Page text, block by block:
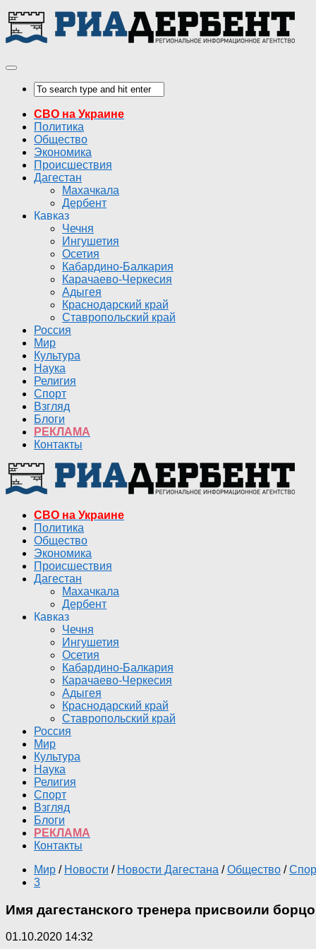
СВО на Украине
Политика
Общество
Экономика
Происшествия
Дагестан
Махачкала
Дербент
Кавказ
Чечня
Ингушетия
Осетия
Кабардино-Балкария
Карачаево-Черкесия
Адыгея
Краснодарский край
Ставропольский край
Россия
Мир
Культура
Наука
Религия
Спорт
Взгляд
Блоги
РЕКЛАМА
Контакты
СВО на Украине
Политика
Общество
Экономика
Происшествия
Дагестан
Махачкала
Дербент
Кавказ
Чечня
Ингушетия
Осетия
Кабардино-Балкария
Карачаево-Черкесия
Адыгея
Краснодарский край
Ставропольский край
Россия
Мир
Культура
Наука
Религия
Спорт
Взгляд
Блоги
РЕКЛАМА
Контакты
Мир / Новости / Новости Дагестана / Общество /
3
Имя дагестанского тренера присвоили
01.10.2020 14:32